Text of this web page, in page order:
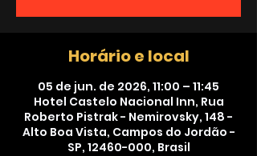
Horário e local
05 de jun. de 2026, 11:00 – 11:45
Hotel Castelo Nacional Inn, Rua
Roberto Pistrak - Nemirovsky, 148 -
Alto Boa Vista, Campos do Jordão -
SP, 12460-000, Brasil